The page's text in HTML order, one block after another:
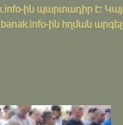
-ին պարտադիր է:
ին հղման